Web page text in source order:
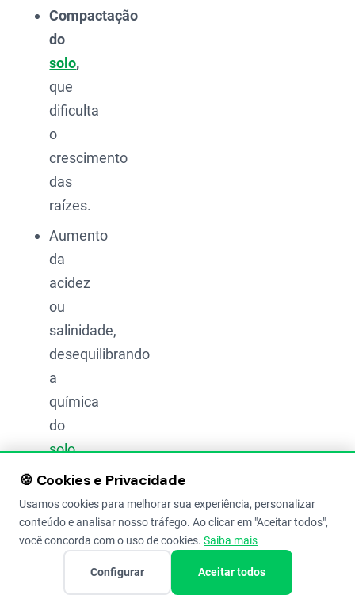
Compactação
do
solo,
que
dificulta
o
crescimento
das
raízes.
Aumento
da
acidez
ou
salinidade,
desequilibrando
a
química
do
solo.
Sinais
de
pouca
vida
solo,
🍪 Cookies e Privacidade
Usamos cookies para melhorar sua experiência, personalizar
conteúdo e analisar nosso tráfego. Ao clicar em "Aceitar todos",
você concorda com o uso de cookies. Saiba mais
Configurar Aceitar todos